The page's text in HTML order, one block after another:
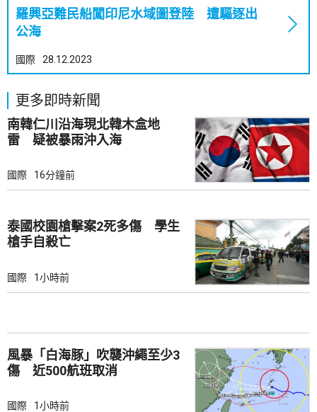
羅興亞難民船闖印尼水域圖登陸 遭驅逐出
公海
國際 28.12.2023
更多即時新聞
南韓仁川沿海現北韓木盒地
雷 疑被暴雨沖入海
國際 16分鐘前
泰國校園槍擊案2死多傷 學生
槍手自殺亡
國際 1小時前
風暴「白海豚」吹襲沖繩至少3
傷 近500航班取消
國際 1小時前